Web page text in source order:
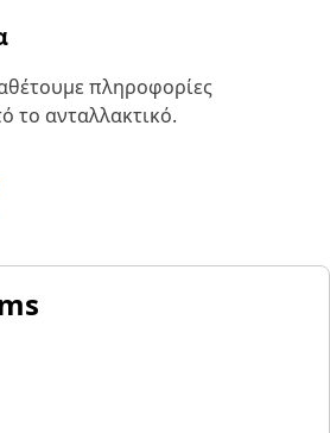
πληροφορίες
το ανταλλακτικό.